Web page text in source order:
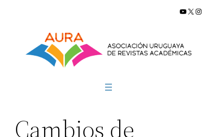
contenido
YouTube
X
Cambios de